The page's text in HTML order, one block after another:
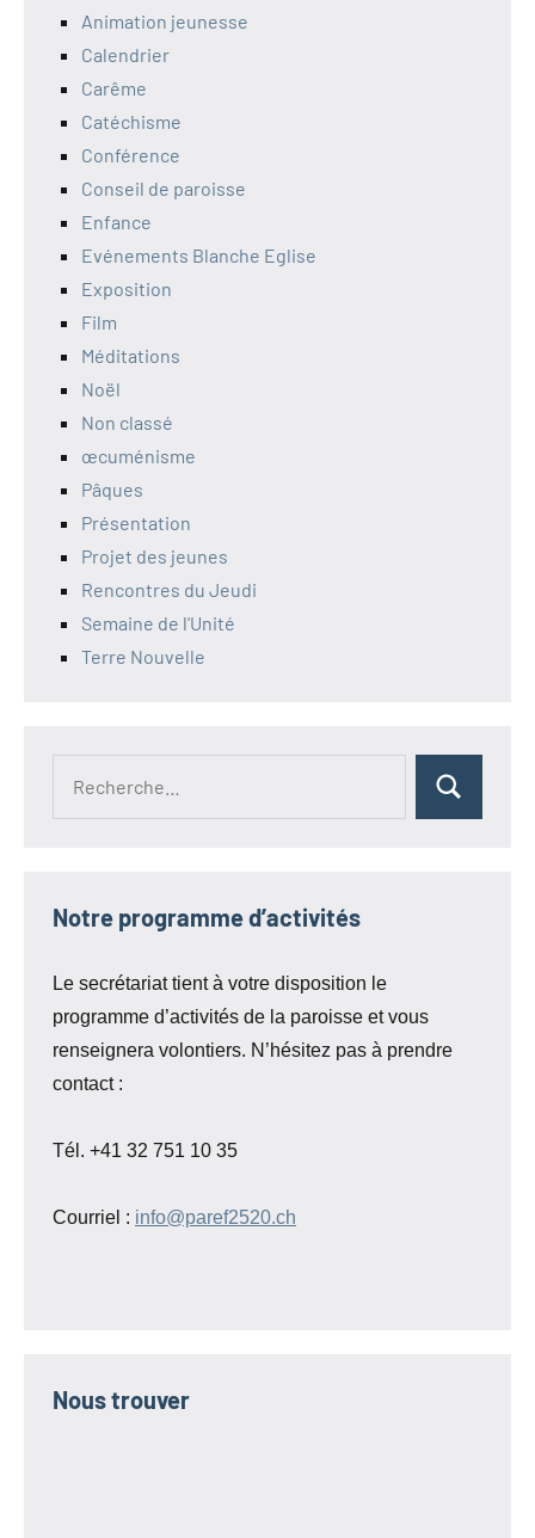
Animation jeunesse
Calendrier
Carême
Catéchisme
Conférence
Conseil de paroisse
Enfance
Evénements Blanche Eglise
Exposition
Film
Méditations
Noël
Non classé
œcuménisme
Pâques
Présentation
Projet des jeunes
Rencontres du Jeudi
Semaine de l'Unité
Terre Nouvelle
Rechercher
Notre programme d’activités
Le secrétariat tient à votre disposition le
programme d’activités de la paroisse et vous
renseignera volontiers. N’hésitez pas à prendre
contact :
Tél. +41 32 751 10 35
Courriel : info@paref2520.ch
Nous trouver